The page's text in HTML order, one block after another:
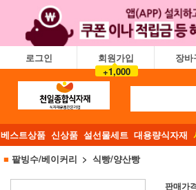
로그인
회원가입
+1,000
장바
베스트상품 신상품 설선물세트 대용량식자재
■ 팥빙수/베이커리 식빵/양산빵
판매가